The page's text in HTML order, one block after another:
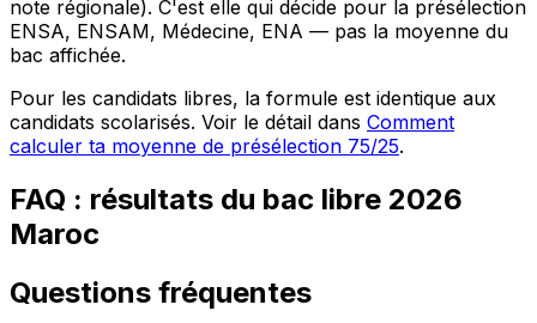
note régionale). C'est elle qui décide pour la présélection
ENSA, ENSAM, Médecine, ENA — pas la moyenne du
bac affichée.
Pour les candidats libres, la formule est identique aux
candidats scolarisés. Voir le détail dans Comment
calculer ta moyenne de présélection 75/25.
FAQ : résultats du bac libre 2026
Maroc
Questions fréquentes